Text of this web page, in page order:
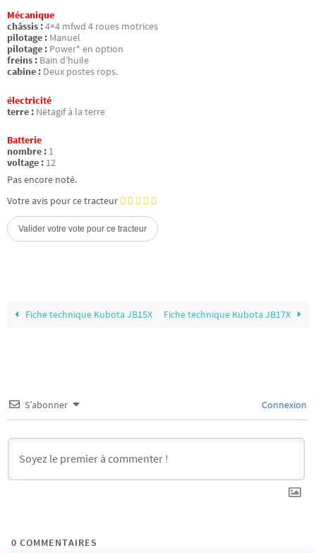
Mécanique
châssis :4×4 mfwd 4 roues motrices
pilotage : Manuel
pilotage : Power* en option
freins : Bain d’huile
cabine : Deux postes rops.
électricité
terre : Nétagif à la terre
Batterie
nombre : 1
voltage : 12
Pas encore noté.
Votre avis pour ce tracteur
Fiche technique Kubota JB15X Fiche technique Kubota JB17X
S’abonner Connexion
0 COMMENTAIRES